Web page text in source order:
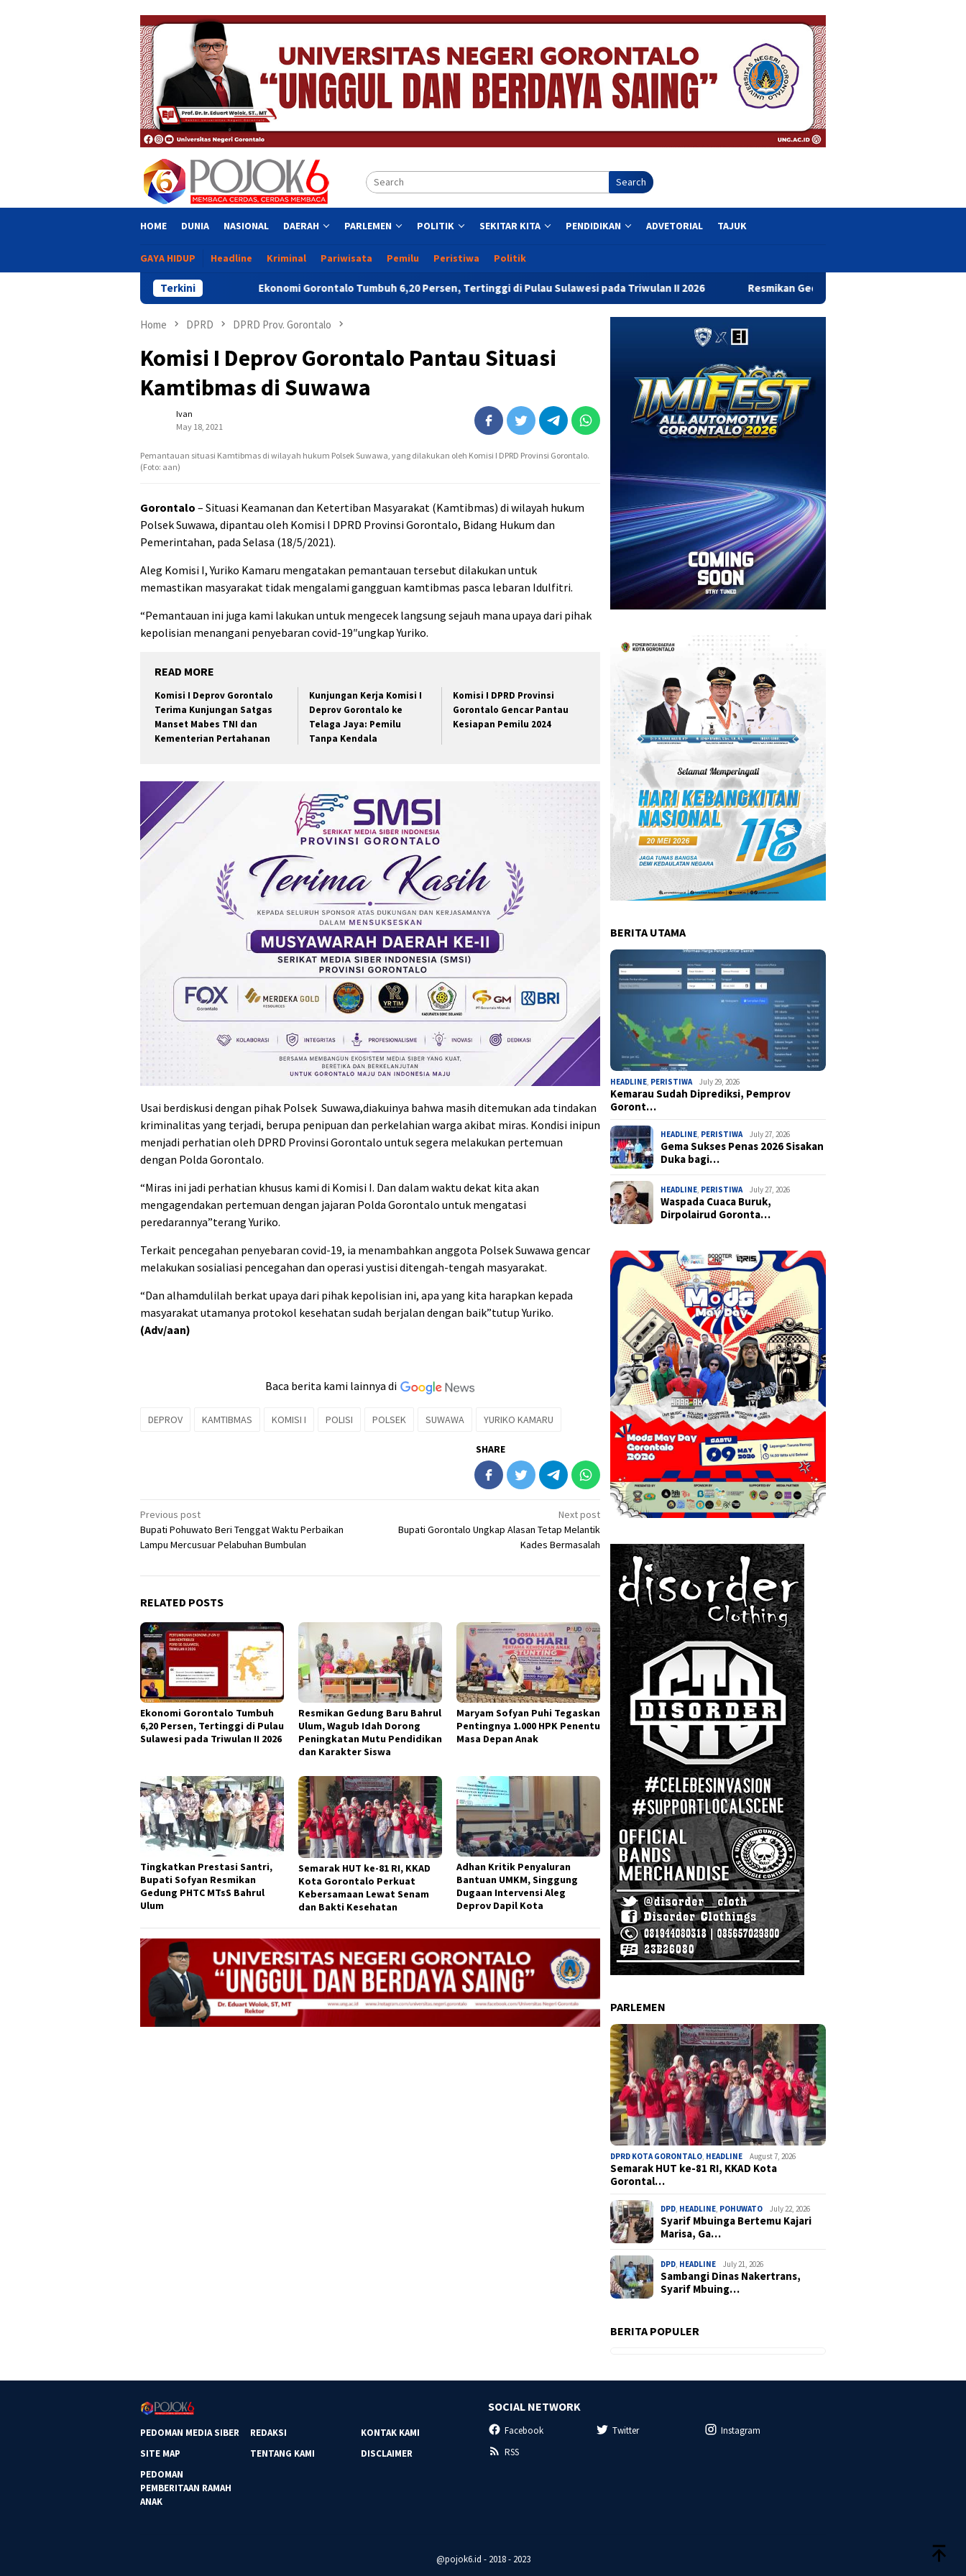
Search
HOME DUNIA NASIONAL DAERAH PARLEMEN POLITIK SEKITAR KITA PENDIDIKAN ADVETORIAL TAJUK
GAYA HIDUP Headline Kriminal Pariwisata Pemilu Peristiwa Politik
Terkini
Ekonomi Gorontalo Tumbuh 6,20 Persen, Tertinggi di Pulau Sulawesi pada Triwulan II 2026 Resmikan Gedung Baru Bahrul Ulum, Wagub Idah Dorong
Home DPRD DPRD Prov. Gorontalo
Komisi I Deprov Gorontalo Pantau Situasi
Kamtibmas di Suwawa
Ivan
May 18, 2021
Pemantauan situasi Kamtibmas di wilayah hukum Polsek Suwawa, yang dilakukan oleh Komisi I DPRD Provinsi Gorontalo.
(Foto: aan)
Gorontalo – Situasi Keamanan dan Ketertiban Masyarakat (Kamtibmas) di wilayah hukum
Polsek Suwawa, dipantau oleh Komisi I DPRD Provinsi Gorontalo, Bidang Hukum dan
Pemerintahan, pada Selasa (18/5/2021).
Aleg Komisi I, Yuriko Kamaru mengatakan pemantauan tersebut dilakukan untuk
memastikan masyarakat tidak mengalami gangguan kamtibmas pasca lebaran Idulfitri.
“Pemantauan ini juga kami lakukan untuk mengecek langsung sejauh mana upaya dari pihak
kepolisian menangani penyebaran covid-19″ungkap Yuriko.
READ MORE
Komisi I Deprov Gorontalo
Terima Kunjungan Satgas
Manset Mabes TNI dan
Kementerian Pertahanan
Kunjungan Kerja Komisi I
Deprov Gorontalo ke
Telaga Jaya: Pemilu
Tanpa Kendala
Komisi I DPRD Provinsi
Gorontalo Gencar Pantau
Kesiapan Pemilu 2024
Usai berdiskusi dengan pihak Polsek Suwawa,diakuinya bahwa masih ditemukan ada tindakan
kriminalitas yang terjadi, berupa penipuan dan perkelahian warga akibat miras. Kondisi inipun
menjadi perhatian oleh DPRD Provinsi Gorontalo untuk segera melakukan pertemuan
dengan Polda Gorontalo.
“Miras ini jadi perhatian khusus kami di Komisi I. Dan dalam waktu dekat kita akan
mengagendakan pertemuan dengan jajaran Polda Gorontalo untuk mengatasi
peredarannya”terang Yuriko.
Terkait pencegahan penyebaran covid-19, ia menambahkan anggota Polsek Suwawa gencar
melakukan sosialiasi pencegahan dan operasi yustisi ditengah-tengah masyarakat.
“Dan alhamdulilah berkat upaya dari pihak kepolisian ini, apa yang kita harapkan kepada
masyarakat utamanya protokol kesehatan sudah berjalan dengan baik”tutup Yuriko.
(Adv/aan)
Baca berita kami lainnya di
DEPROV KAMTIBMAS KOMISI I POLISI POLSEK SUWAWA YURIKO KAMARU
SHARE
Post
navigation
Previous post
Bupati Pohuwato Beri Tenggat Waktu Perbaikan
Lampu Mercusuar Pelabuhan Bumbulan
Next post
Bupati Gorontalo Ungkap Alasan Tetap Melantik
Kades Bermasalah
RELATED POSTS
Ekonomi Gorontalo Tumbuh
6,20 Persen, Tertinggi di Pulau
Sulawesi pada Triwulan II 2026
Resmikan Gedung Baru Bahrul
Ulum, Wagub Idah Dorong
Peningkatan Mutu Pendidikan
dan Karakter Siswa
Maryam Sofyan Puhi Tegaskan
Pentingnya 1.000 HPK Penentu
Masa Depan Anak
Tingkatkan Prestasi Santri,
Bupati Sofyan Resmikan
Gedung PHTC MTsS Bahrul
Ulum
Semarak HUT ke-81 RI, KKAD
Kota Gorontalo Perkuat
Kebersamaan Lewat Senam
dan Bakti Kesehatan
Adhan Kritik Penyaluran
Bantuan UMKM, Singgung
Dugaan Intervensi Aleg
Deprov Dapil Kota
BERITA UTAMA
HEADLINE, PERISTIWA July 29, 2026
Kemarau Sudah Diprediksi, Pemprov
Goront…
HEADLINE, PERISTIWA July 27, 2026
Gema Sukses Penas 2026 Sisakan
Duka bagi…
HEADLINE, PERISTIWA July 27, 2026
Waspada Cuaca Buruk,
Dirpolairud Goronta…
PARLEMEN
DPRD KOTA GORONTALO, HEADLINE August 7, 2026
Semarak HUT ke-81 RI, KKAD Kota
Gorontal…
DPD, HEADLINE, POHUWATO July 22, 2026
Syarif Mbuinga Bertemu Kajari
Marisa, Ga…
DPD, HEADLINE July 21, 2026
Sambangi Dinas Nakertrans,
Syarif Mbuing…
BERITA POPULER
PEDOMAN MEDIA SIBER REDAKSI
KONTAK KAMI
SITE MAP
TENTANG KAMI
DISCLAIMER
PEDOMAN
PEMBERITAAN RAMAH
ANAK
SOCIAL NETWORK
Facebook Twitter
Instagram
RSS
@pojok6.id - 2018 - 2023